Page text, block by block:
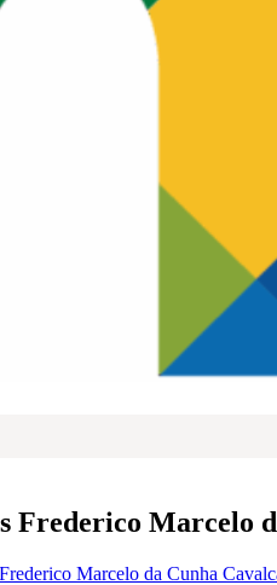
Frederico Marcelo
Marcelo da Cunha